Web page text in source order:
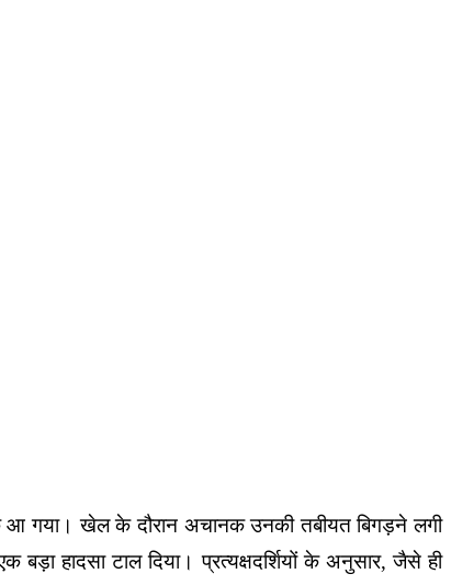
गया। खेल के दौरान अचानक उनकी तबीयत बिगड़ने लगी
हादसा टाल दिया। प्रत्यक्षदर्शियों के अनुसार, जैसे ही